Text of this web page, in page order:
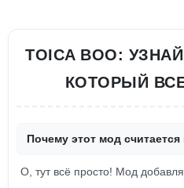
TOICA BOO:
КОТОРЫЙ
Почему этот мод
О, тут всё просто! Мод